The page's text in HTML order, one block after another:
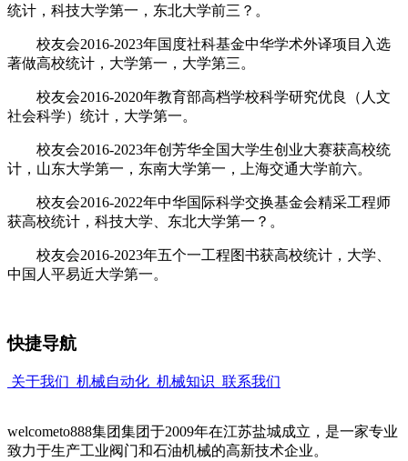
统计，科技大学第一，东北大学前三？。
校友会2016-2023年国度社科基金中华学术外译项目入选
著做高校统计，大学第一，大学第三。
校友会2016-2020年教育部高档学校科学研究优良（人文
社会科学）统计，大学第一。
校友会2016-2023年创芳华全国大学生创业大赛获高校统
计，山东大学第一，东南大学第一，上海交通大学前六。
校友会2016-2022年中华国际科学交换基金会精采工程师
获高校统计，科技大学、东北大学第一？。
校友会2016-2023年五个一工程图书获高校统计，大学、
中国人平易近大学第一。
快捷导航
关于我们 机械自动化 机械知识 联系我们
welcometo888集团集团于2009年在江苏盐城成立，是一家专业
致力于生产工业阀门和石油机械的高新技术企业。